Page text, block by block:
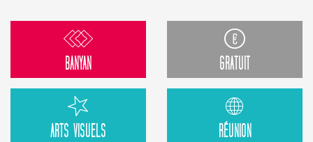
BANYAN GRATUIT
ARTS VISUELS RÉUNION